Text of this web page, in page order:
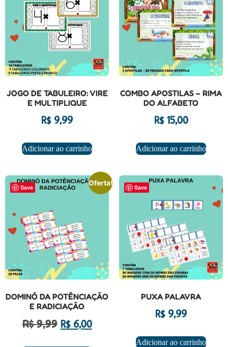
JOGO DE TABULEIRO: VIRE
E MULTIPLIQUE
R$9,99
Adicionar ao carrinho
COMBO APOSTILAS – RIMA
DO ALFABETO
R$15,00
Adicionar ao carrinho
Save
Oferta!
DOMINÓ DA POTÊNCIAÇÃO
E RADICIAÇÃO
R$9,99 R$6,00
Save
PUXA PALAVRA
R$9,99
Adicionar ao carrinho